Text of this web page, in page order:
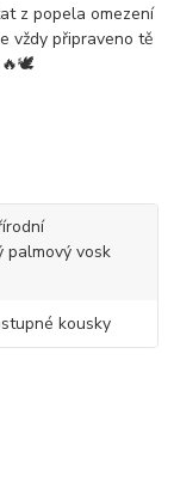
z popela omezení
vždy připraveno tě
🔥🕊️
palmový vosk
kousky